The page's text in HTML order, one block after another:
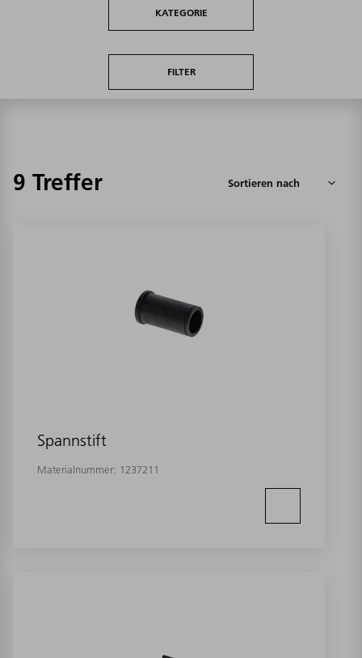
KATEGORIE
FILTER
9 Treffer
Spannstift
Materialnummer: 1237211